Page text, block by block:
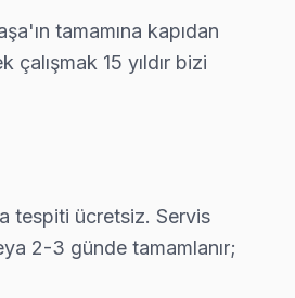
geçiyor.
tamamına kapıdan
15 yıldır bizi
tespiti ücretsiz. Servis
2-3 günde tamamlanır;